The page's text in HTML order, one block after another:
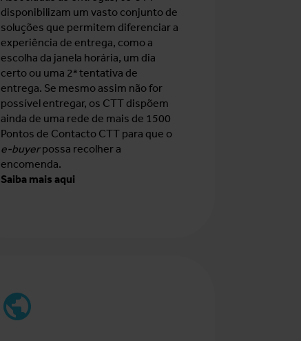
disponibilizam um vasto conjunto de
soluções que permitem diferenciar a
experiência de entrega, como a
escolha da janela horária, um dia
certo ou uma 2ª tentativa de
entrega. Se mesmo assim não for
possível entregar, os CTT dispõem
ainda de uma rede de mais de 1500
Pontos de Contacto CTT para que o
e-buyerpossa recolher a
encomenda.
Saiba mais aqui